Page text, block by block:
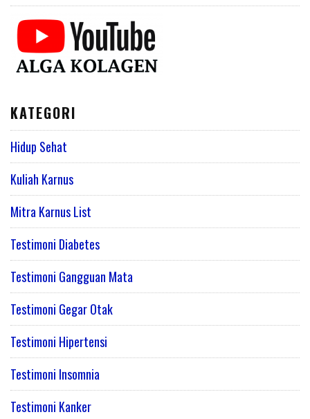
KATEGORI
Hidup Sehat
Kuliah Karnus
Mitra Karnus List
Testimoni Diabetes
Testimoni Gangguan Mata
Testimoni Gegar Otak
Testimoni Hipertensi
Testimoni Insomnia
Testimoni Kanker